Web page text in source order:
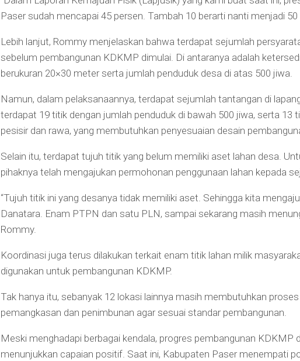
Paser sudah mencapai 45 persen. Tambah 10 berarti nanti menjadi 50
Lebih lanjut, Rommy menjelaskan bahwa terdapat sejumlah
sebelum pembangunan KDKMP dimulai. Di antaranya adalah
berukuran 20×30 meter serta jumlah penduduk desa di atas 500 jiwa.
Namun, dalam pelaksanaannya, terdapat sejumlah tantangan di
terdapat 19 titik dengan jumlah penduduk di bawah 500 jiwa, serta 13
pesisir dan rawa, yang membutuhkan penyesuaian desain
Selain itu, terdapat tujuh titik yang belum memiliki aset lahan desa.
pihaknya telah mengajukan permohonan penggunaan lahan kepada
“Tujuh titik ini yang desanya tidak memiliki aset. Sehingga kita
Danatara. Enam PTPN dan satu PLN, sampai sekarang masih
Rommy.
Koordinasi juga terus dilakukan terkait enam titik lahan milik
digunakan untuk pembangunan KDKMP.
Tak hanya itu, sebanyak 12 lokasi lainnya masih membutuhkan
pemangkasan dan penimbunan agar sesuai standar pembangunan.
Meski menghadapi berbagai kendala, progres pembangunan KDKMP
menunjukkan capaian positif. Saat ini, Kabupaten Paser menempati